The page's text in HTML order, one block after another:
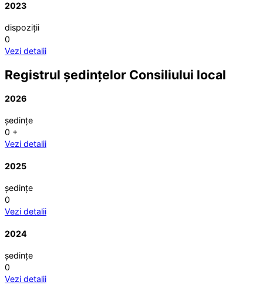
2023
dispoziții
0
Vezi detalii
Registrul ședințelor Consiliului local
2026
ședințe
0 +
Vezi detalii
2025
ședințe
0
Vezi detalii
2024
ședințe
0
Vezi detalii